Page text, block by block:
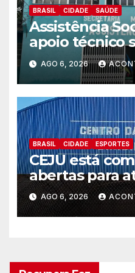
BRASIL CIDADE SAÚDE
Assistência
apoio técnico
preparação e
situações de
calamidade
AGO 6, 2026
BRASIL CIDADE ESPORTES
CEJU está
abertas para
gratuitas
AGO 6, 2026